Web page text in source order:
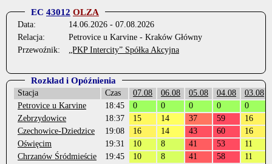
EC 43012 OLZA
Data:
14.06.2026 - 07.08.2026
Relacja:
Petrovice u Karvine - Kraków Główny
Przewoźnik:
„PKP Intercity” Spółka Akcyjna
Rozkład i Opóźnienia
Stacja Czas 07.08 06.08 05.08 04.08
03.08
Petrovice u Karvine
18:45 0 0 0 0
0
Zebrzydowice
18:37 15 14 37 59
16
Czechowice-Dziedzice
19:08 16 14 43 60
16
Oświęcim
19:31 10 8 41 53
11
Chrzanów Śródmieście
19:45 10 8 41 58
11